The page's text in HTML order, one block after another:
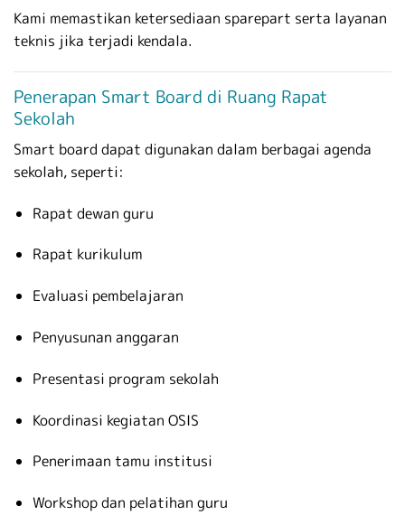
Kami memastikan ketersediaan sparepart serta layanan
teknis jika terjadi kendala.
Penerapan Smart Board di Ruang Rapat
Sekolah
Smart board dapat digunakan dalam berbagai agenda
sekolah, seperti:
Rapat dewan guru
Rapat kurikulum
Evaluasi pembelajaran
Penyusunan anggaran
Presentasi program sekolah
Koordinasi kegiatan OSIS
Penerimaan tamu institusi
Workshop dan pelatihan guru